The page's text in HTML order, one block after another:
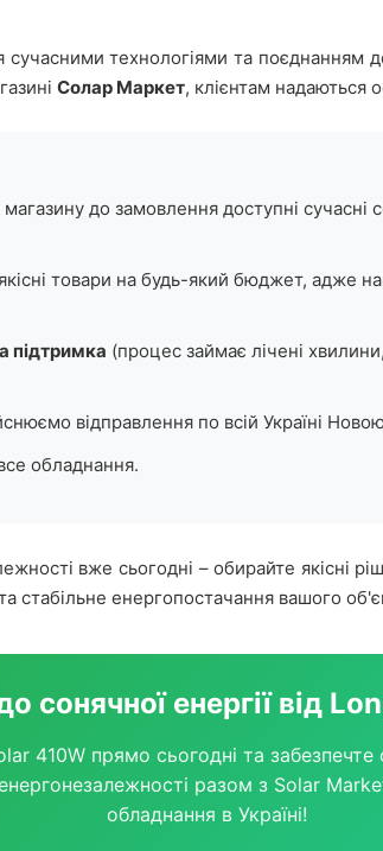
сучасними технологіями та поєднанням
Солар Маркет, клієнтам надаються
магазину до замовлення доступні сучасні
товари на будь-який бюджет, адже
підтримка (процес займає лічені
відправлення по всій Україні
обладнання.
вже сьогодні – обирайте якісні
стабільне енергопостачання вашого
сонячної енергії від
410W прямо сьогодні та
разом з Solar
обладнання в Україні!